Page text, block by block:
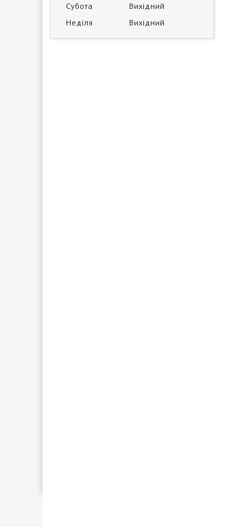
Субота
Вихідний
Неділя
Вихідний